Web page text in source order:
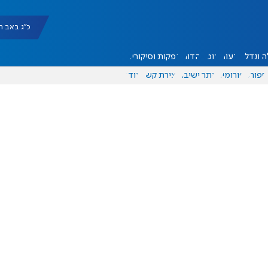
כ"ג באב תשפ"ו
ונדל"ן דעות אוכל יהדות הפקות וסיקורים
ספורט פורומים אתר ישיבה יצירת קשר עוד